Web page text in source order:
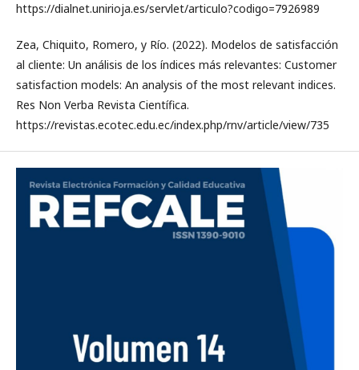
https://dialnet.unirioja.es/servlet/articulo?codigo=7926989
Zea, Chiquito, Romero, y Río. (2022). Modelos de satisfacción
al cliente: Un análisis de los índices más relevantes: Customer
satisfaction models: An analysis of the most relevant indices.
Res Non Verba Revista Científica.
https://revistas.ecotec.edu.ec/index.php/rnv/article/view/735